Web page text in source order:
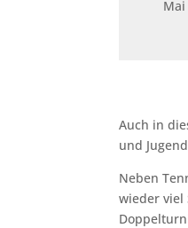
Mai
Auch in
und
Neben
wieder viel